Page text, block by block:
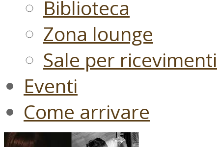
Biblioteca
Zona lounge
Sale per ricevimenti
Eventi
Come arrivare